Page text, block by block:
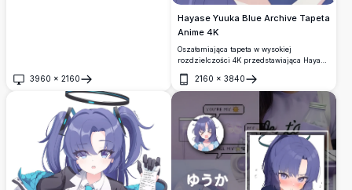
3960 × 2160
Otwórz
Hayase Yuuka Blue Archive Tapeta
Anime 4K
Oszałamiająca tapeta w wysokiej
rozdzielczości 4K przedstawiająca Hayase
charakterystyczne lawendowe włosy i
delikatny uśmiech, ubrana w niebieski T-
shirt Millennium z identyfikatorem na
smyczy w miękkim plenerowym
otoczeniu.
2160 × 3840
Otwórz